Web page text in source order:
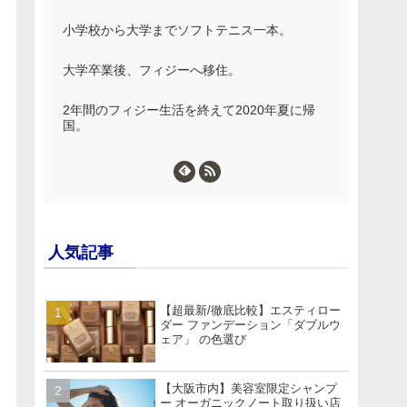
小学校から大学までソフトテニス一本。
大学卒業後、フィジーへ移住。
2年間のフィジー生活を終えて2020年夏に帰
国。
人気記事
【超最新/徹底比較】エスティロー
ダー ファンデーション「ダブルウ
ェア」 の色選び
【大阪市内】美容室限定シャンプ
ー オーガニックノート取り扱い店